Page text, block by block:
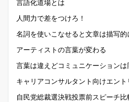
言語化道場とは
人間力で差をつけろ！
名詞を使いこなせると文章は描写的
アーティストの言葉が変わる
言葉は違えどコミュニケーションは
キャリアコンサルタント向けエン
自民党総裁選決戦投票前スピーチ比